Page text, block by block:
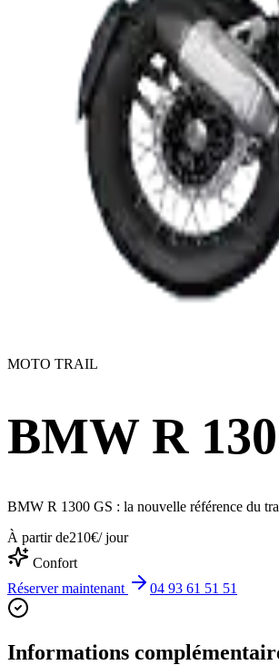
MOTO TRAIL
BMW R
BMW R 1300 GS : la nouvelle référence du
À partir de210€/ jour
Confort
Réserver maintenant
04 93 61 51 51
Informations